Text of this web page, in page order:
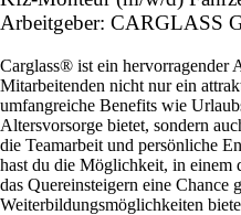
Arbeitgeber: CARGLASS
Carglass® ist ein hervorragender
Mitarbeitenden nicht nur ein
umfangreiche Benefits wie
Altersvorsorge bietet, sondern
die Teamarbeit und persönliche
hast du die Möglichkeit, in einem
das Quereinsteigern eine Chance
Weiterbildungsmöglichkeiten